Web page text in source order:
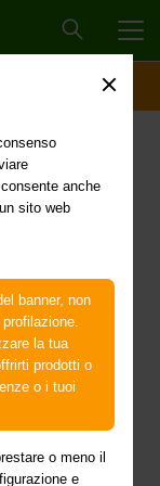
anche
sito web
banner, non
la tua
prodotti o
o i tuoi
o meno il
e
Rilancio
il